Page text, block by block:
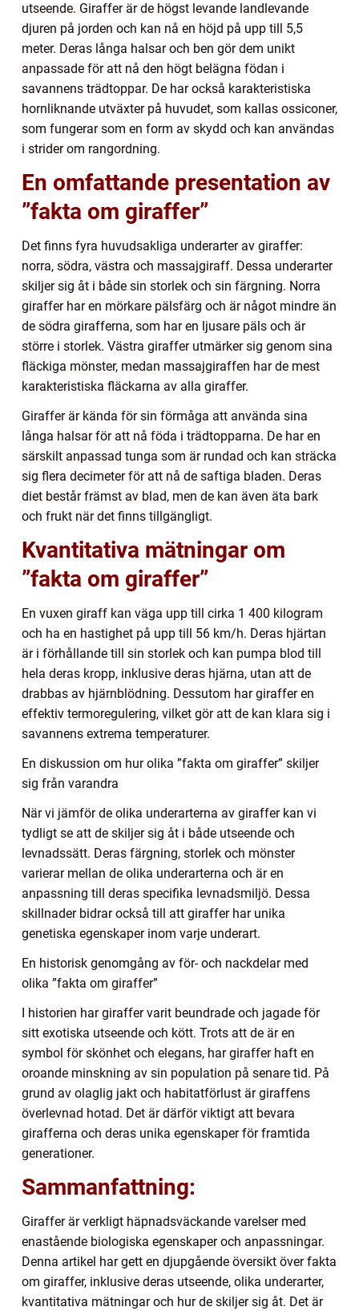
utseende. Giraffer är de högst levande landlevande
djuren på jorden och kan nå en höjd på upp till 5,5
meter. Deras långa halsar och ben gör dem unikt
anpassade för att nå den högt belägna födan i
savannens trädtoppar. De har också karakteristiska
hornliknande utväxter på huvudet, som kallas ossiconer,
som fungerar som en form av skydd och kan användas
i strider om rangordning.
En omfattande presentation av
”fakta om giraffer”
Det finns fyra huvudsakliga underarter av giraffer:
norra, södra, västra och massajgiraff. Dessa underarter
skiljer sig åt i både sin storlek och sin färgning. Norra
giraffer har en mörkare pälsfärg och är något mindre än
de södra girafferna, som har en ljusare päls och är
större i storlek. Västra giraffer utmärker sig genom sina
fläckiga mönster, medan massajgiraffen har de mest
karakteristiska fläckarna av alla giraffer.
Giraffer är kända för sin förmåga att använda sina
långa halsar för att nå föda i trädtopparna. De har en
särskilt anpassad tunga som är rundad och kan sträcka
sig flera decimeter för att nå de saftiga bladen. Deras
diet består främst av blad, men de kan även äta bark
och frukt när det finns tillgängligt.
Kvantitativa mätningar om
”fakta om giraffer”
En vuxen giraff kan väga upp till cirka 1 400 kilogram
och ha en hastighet på upp till 56 km/h. Deras hjärtan
är i förhållande till sin storlek och kan pumpa blod till
hela deras kropp, inklusive deras hjärna, utan att de
drabbas av hjärnblödning. Dessutom har giraffer en
effektiv termoregulering, vilket gör att de kan klara sig i
savannens extrema temperaturer.
En diskussion om hur olika ”fakta om giraffer” skiljer
sig från varandra
När vi jämför de olika underarterna av giraffer kan vi
tydligt se att de skiljer sig åt i både utseende och
levnadssätt. Deras färgning, storlek och mönster
varierar mellan de olika underarterna och är en
anpassning till deras specifika levnadsmiljö. Dessa
skillnader bidrar också till att giraffer har unika
genetiska egenskaper inom varje underart.
En historisk genomgång av för- och nackdelar med
olika ”fakta om giraffer”
I historien har giraffer varit beundrade och jagade för
sitt exotiska utseende och kött. Trots att de är en
symbol för skönhet och elegans, har giraffer haft en
oroande minskning av sin population på senare tid. På
grund av olaglig jakt och habitatförlust är giraffens
överlevnad hotad. Det är därför viktigt att bevara
girafferna och deras unika egenskaper för framtida
generationer.
Sammanfattning:
Giraffer är verkligt häpnadsväckande varelser med
enastående biologiska egenskaper och anpassningar.
Denna artikel har gett en djupgående översikt över fakta
om giraffer, inklusive deras utseende, olika underarter,
kvantitativa mätningar och hur de skiljer sig åt. Det är